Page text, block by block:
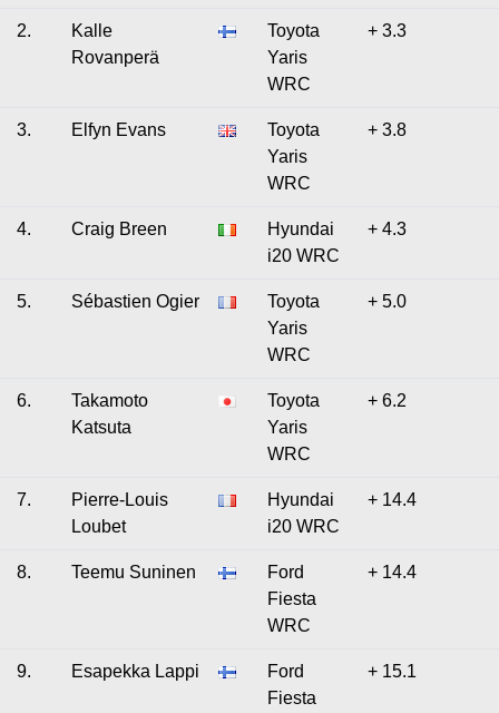
2.
Kalle
Rovanperä
Toyota
Yaris
WRC
+ 3.3
3. Elfyn Evans
Toyota
Yaris
WRC
+ 3.8
4. Craig Breen
Hyundai
i20 WRC
+ 4.3
5. Sébastien Ogier
Toyota
Yaris
WRC
+ 5.0
6.
Takamoto
Katsuta
Toyota
Yaris
WRC
+ 6.2
7.
Pierre-Louis
Loubet
Hyundai
i20 WRC
+ 14.4
8. Teemu Suninen
Ford
Fiesta
WRC
+ 14.4
9. Esapekka Lappi
Ford
Fiesta
+ 15.1